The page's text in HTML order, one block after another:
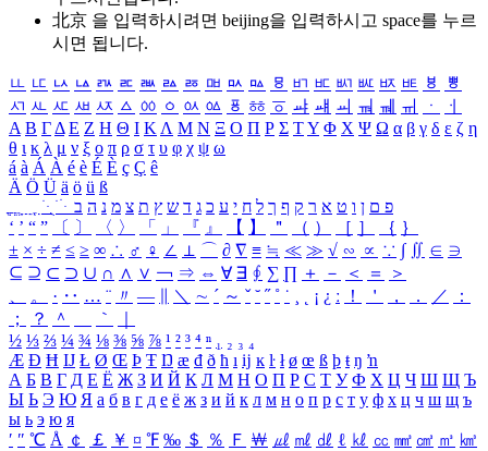
北京 을 입력하시려면 beijing을 입력하시고 space를 누르
시면 됩니다.
ㅥ ㅦ ㅧ ㅨ ㅩ ㅪ ㅫ ㅬ ㅭ ㅮ ㅯ ㅰ ㅱ ㅲ ㅳ ㅴ ㅵ ㅶ ㅷ ㅸ
ㅹ
ㅺ ㅻ ㅼ ㅽ ㅾ ㅿ ㆀ ㆁ ㆂ ㆃ ㆄ ㆅ ㆆ ㆇ ㆈ ㆉ ㆊ ㆋ ㆌ ㆍ
ㆎ
Α Β ΓΔ Ε Ζ Η Θ Ι ΚΛ Μ Ν Ξ Ο Π Ρ Σ ΤΥ Φ Χ Ψ Ω α β γ δ ε ζ η
θ ι κ λ μ ν ξ ο π ρ σ τ υ φ χ ψ ω
á à Á À é è É È ç Ç ê
Ä Ö Ü ä ö ü ß
ִֶֹ ֻּ ׁׂ פ ם ן ו ט א ר ק ף ך ל ח י ע כ ג ד ש ץ ת צ מ נ ה ב
‘ ’ “ ” 〔 〕 〈 〉 「 」 『 』 【 】 ＂ （ ） ［ ］ ｛ ｝
± × ÷ ≠ ≤ ≥ ∞ ∴ ♂ ♀ ∠ ⊥ ⌒ ∂ ∇ ≡ ≒ ≪ ≫ √ ∽ ∝ ∵ ∫ ∬ ∈ ∋
⊆ ⊇ ⊂ ⊃ ∪ ∩ ∧ ∨ ￢ ⇒ ⇔ ∀ ∃ ∮ ∑ ∏ ＋ － ＜ ＝
＞
、
。 · ‥ … ¨ 〃 ― ＼ ∼ ´ ～ ˇ ˘ ˝ ˚ ˙ ¸ ¡ ¿ ː ！ ＇ ， ． ／
：
；
？ ＾ ｀
½ ⅓ ⅔ ¼ ¾ ⅛ ⅜ ⅝ ⅞ ¹ ² ³ ⁴ ⁿ ₁ ₂ ₃ ₄
Æ Ð Ħ Ĳ Ł Ø Œ Þ Ŧ Ŋ æ đ ð ħ ı ĳ ĸ ŀ ł ø œ ß þ ŧ ŋ ŉ
А Б В Г Д Е Ё Ж З И Й К Л М Н О П Р С Т У Ф Х Ц Ч Ш Щ Ъ
Ы Ь Э Ю Я а б в г д е ё ж з и й к л м н о п р с т у ф х ц ч ш щ ъ
ы ь э ю я
′ ″ ℃ Å ￠ ￡ ￥ ¤ ℉ ‰ ＄ ％ Ｆ ￦ ㎕ ㎖ ㎗ ℓ ㎘ ㏄ ㎣ ㎤ ㎥ ㎦